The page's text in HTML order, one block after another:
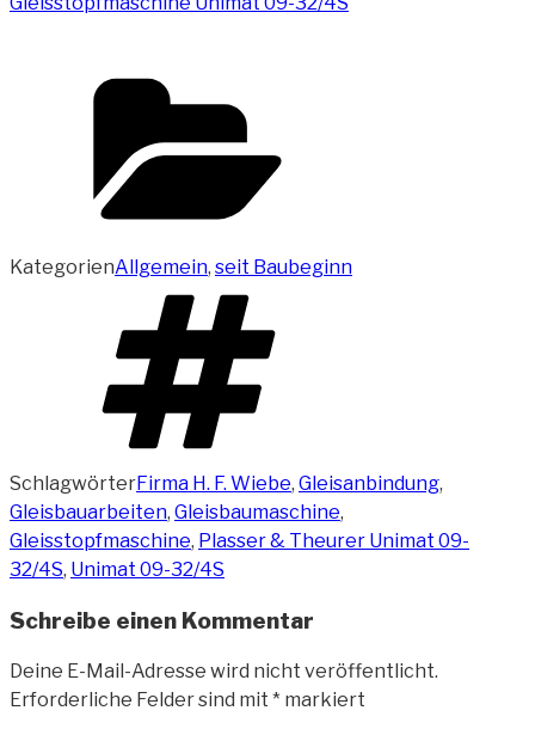
KategorienAllgemein, seit Baubeginn
SchlagwörterFirma H. F. Wiebe, Gleisanbindung,
Gleisbauarbeiten, Gleisbaumaschine,
Gleisstopfmaschine, Plasser & Theurer Unimat 09-
32/4S, Unimat 09-32/4S
Schreibe einen Kommentar
Deine E-Mail-Adresse wird nicht veröffentlicht.
Erforderliche Felder sind mit * markiert